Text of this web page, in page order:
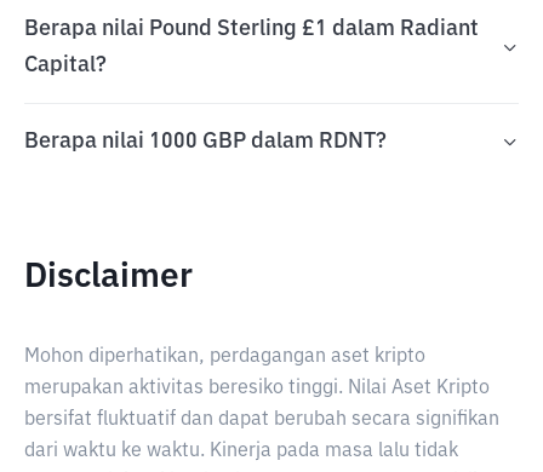
Berapa nilai Pound Sterling £1 dalam Radiant
Capital?
Berapa nilai 1000 GBP dalam RDNT?
Disclaimer
Mohon diperhatikan, perdagangan aset kripto
merupakan aktivitas beresiko tinggi. Nilai Aset Kripto
bersifat fluktuatif dan dapat berubah secara signifikan
dari waktu ke waktu. Kinerja pada masa lalu tidak